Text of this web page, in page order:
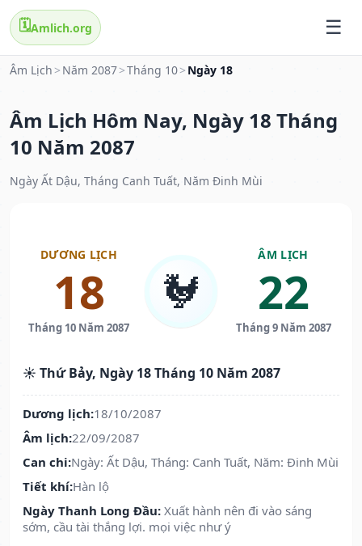
🗓️Amlich.org
Âm Lịch > Năm 2087>Tháng 10> Ngày 18
Âm Lịch Hôm Nay, Ngày 18 Tháng
10 Năm 2087
Ngày Ất Dậu, Tháng Canh Tuất, Năm Đinh Mùi
DƯƠNG LỊCH
18
Tháng 10 Năm 2087
🐓
ÂM LỊCH
22
Tháng 9 Năm 2087
☀️ Thứ Bảy, Ngày 18 Tháng 10 Năm 2087
Dương lịch:18/10/2087
Âm lịch:22/09/2087
Can chi:Ngày: Ất Dậu, Tháng: Canh Tuất, Năm: Đinh Mùi
Tiết khí:Hàn lộ
Ngày Thanh Long Đầu: Xuất hành nên đi vào sáng
sớm, cầu tài thắng lợi. mọi việc như ý